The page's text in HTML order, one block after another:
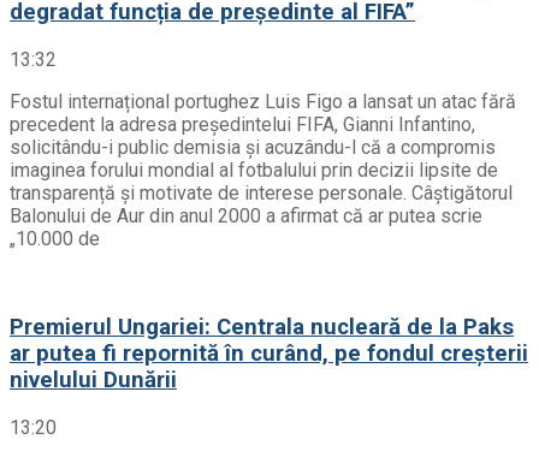
degradat funcția de președinte al FIFA”
13:32
Fostul internațional portughez Luis Figo a lansat un atac fără
precedent la adresa președintelui FIFA, Gianni Infantino,
solicitându-i public demisia și acuzându-l că a compromis
imaginea forului mondial al fotbalului prin decizii lipsite de
transparență și motivate de interese personale. Câștigătorul
Balonului de Aur din anul 2000 a afirmat că ar putea scrie
„10.000 de
Premierul Ungariei: Centrala nucleară de la Paks
ar putea fi repornită în curând, pe fondul creșterii
nivelului Dunării
13:20